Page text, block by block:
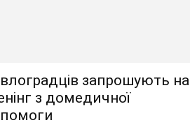
запрошують на
з домедичної